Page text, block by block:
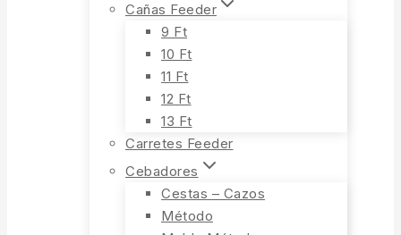
Cañas Feeder
9 Ft
10 Ft
11 Ft
12 Ft
13 Ft
Carretes Feeder
Cebadores
Cestas – Cazos
Método